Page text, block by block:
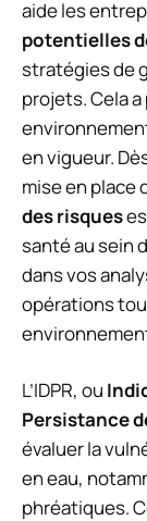
aide les
potentielles
stratégies de
projets. Cela
en vigueur.
mise en place
des risques
santé au sein
dans vos
opérations
L’IDPR, ou
Persistance
évaluer la
en eau,
phréatiques.